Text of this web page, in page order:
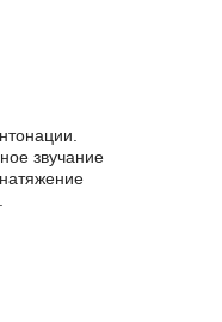
звучание